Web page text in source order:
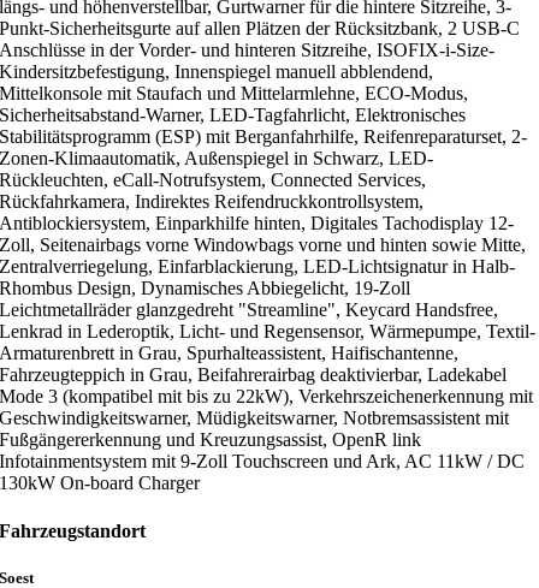
längs- und höhenverstellbar, Gurtwarner für die hintere Sitzreihe, 3-
Punkt-Sicherheitsgurte auf allen Plätzen der Rücksitzbank, 2 USB-C
Anschlüsse in der Vorder- und hinteren Sitzreihe, ISOFIX-i-Size-
Kindersitzbefestigung, Innenspiegel manuell abblendend,
Mittelkonsole mit Staufach und Mittelarmlehne, ECO-Modus,
Sicherheitsabstand-Warner, LED-Tagfahrlicht, Elektronisches
Stabilitätsprogramm (ESP) mit Berganfahrhilfe, Reifenreparaturset, 2-
Zonen-Klimaautomatik, Außenspiegel in Schwarz, LED-
Rückleuchten, eCall-Notrufsystem, Connected Services,
Rückfahrkamera, Indirektes Reifendruckkontrollsystem,
Antiblockiersystem, Einparkhilfe hinten, Digitales Tachodisplay 12-
Zoll, Seitenairbags vorne Windowbags vorne und hinten sowie Mitte,
Zentralverriegelung, Einfarblackierung, LED-Lichtsignatur in Halb-
Rhombus Design, Dynamisches Abbiegelicht, 19-Zoll
Leichtmetallräder glanzgedreht "Streamline", Keycard Handsfree,
Lenkrad in Lederoptik, Licht- und Regensensor, Wärmepumpe, Textil-
Armaturenbrett in Grau, Spurhalteassistent, Haifischantenne,
Fahrzeugteppich in Grau, Beifahrerairbag deaktivierbar, Ladekabel
Mode 3 (kompatibel mit bis zu 22kW), Verkehrszeichenerkennung mit
Geschwindigkeitswarner, Müdigkeitswarner, Notbremsassistent mit
Fußgängererkennung und Kreuzungsassist, OpenR link
Infotainmentsystem mit 9-Zoll Touchscreen und Ark, AC 11kW / DC
130kW On-board Charger
Fahrzeugstandort
Soest